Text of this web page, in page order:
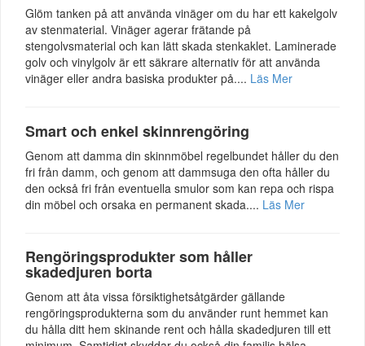
Glöm tanken på att använda vinäger om du har ett kakelgolv
av stenmaterial. Vinäger agerar frätande på
stengolvsmaterial och kan lätt skada stenkaklet. Laminerade
golv och vinylgolv är ett säkrare alternativ för att använda
vinäger eller andra basiska produkter på.... Läs Mer
Smart och enkel skinnrengöring
Genom att damma din skinnmöbel regelbundet håller du den
fri från damm, och genom att dammsuga den ofta håller du
den också fri från eventuella smulor som kan repa och rispa
din möbel och orsaka en permanent skada.... Läs Mer
Rengöringsprodukter som håller
skadedjuren borta
Genom att åta vissa försiktighetsåtgärder gällande
rengöringsprodukterna som du använder runt hemmet kan
du hålla ditt hem skinande rent och hålla skadedjuren till ett